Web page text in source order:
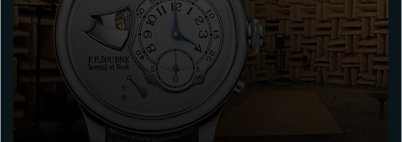
Boutiques
Catalogue
Contact